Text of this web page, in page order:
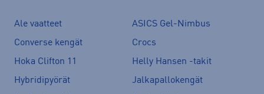
Ale vaatteet
ASICS Gel-Nimbus
Converse kengät
Crocs
Hoka Clifton 11
Helly Hansen -takit
Hybridipyörät
Jalkapallokengät